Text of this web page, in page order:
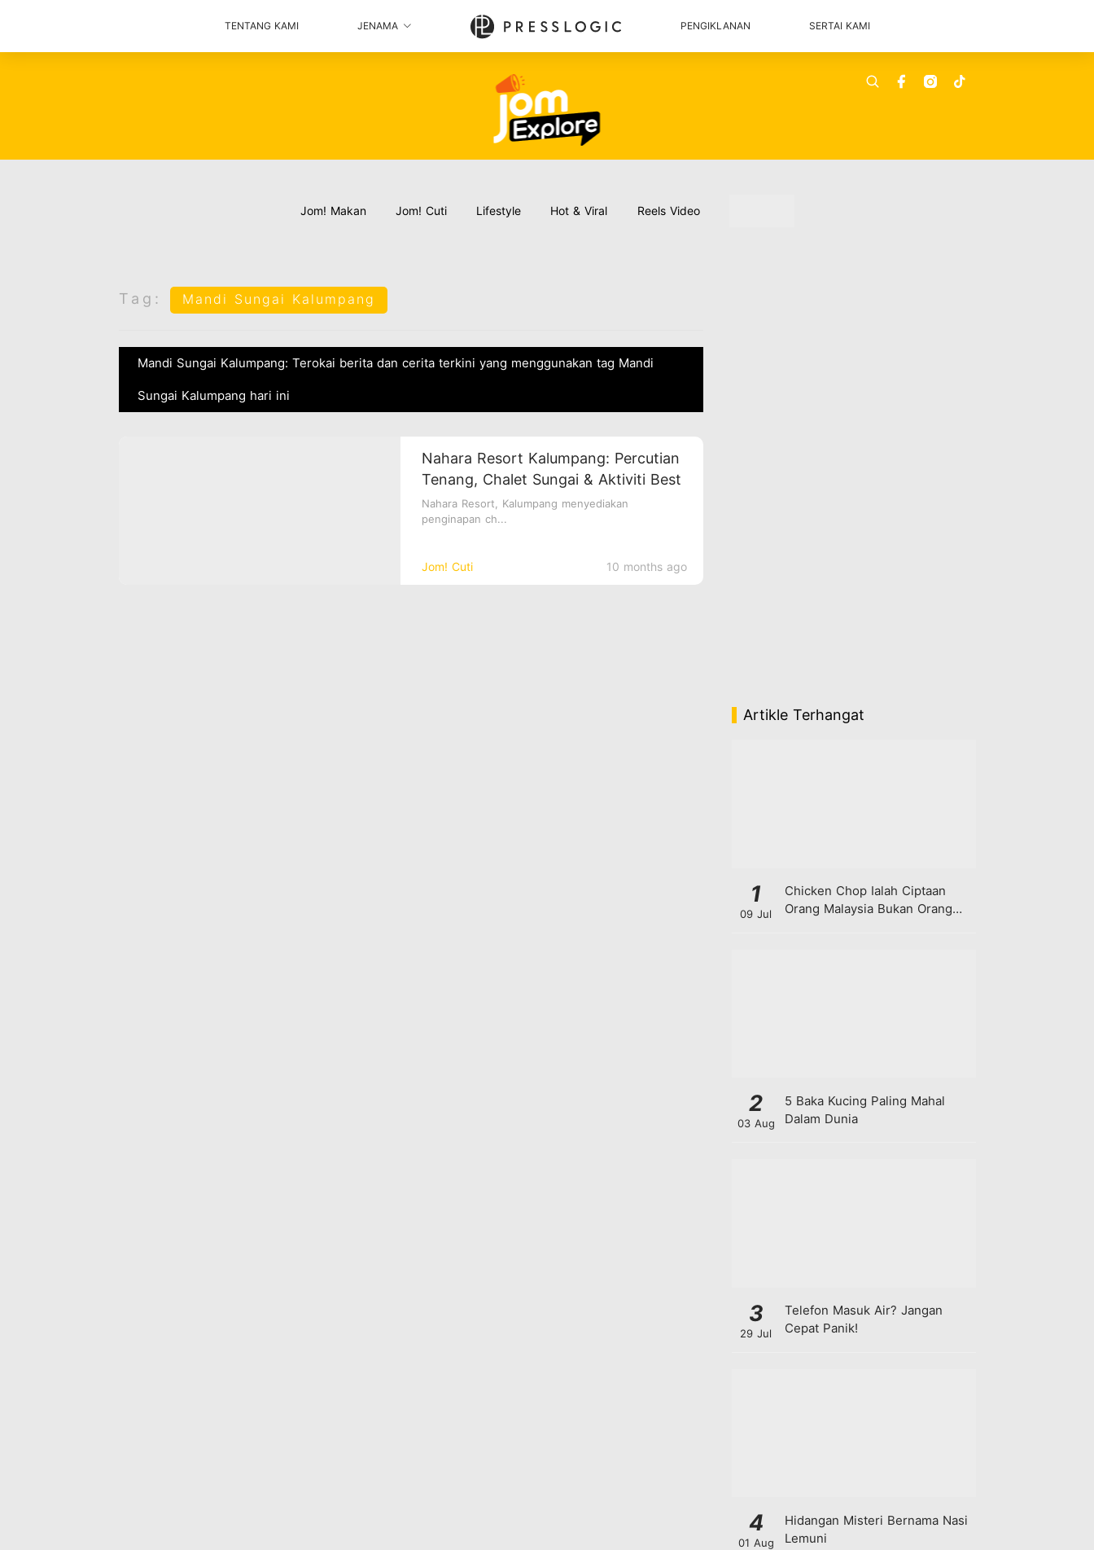
TENTANG KAMI JENAMA PENGIKLANAN SERTAI KAMI
Jom! Makan Jom! Cuti Lifestyle Hot & Viral Reels Video
Tag: Mandi Sungai Kalumpang
Mandi Sungai Kalumpang: Terokai berita dan cerita terkini yang menggunakan tag Mandi
Sungai Kalumpang hari ini
Jom! Cuti 10 months ago
Nahara Resort Kalumpang: Percutian
Tenang, Chalet Sungai & Aktiviti Best
Nahara Resort, Kalumpang menyediakan
penginapan ch...
Artikle Terhangat
1
09 Jul
Chicken Chop Ialah Ciptaan
Orang Malaysia Bukan Orang
2
03 Aug
5 Baka Kucing Paling Mahal
Dalam Dunia
3
29 Jul
Telefon Masuk Air? Jangan
Cepat Panik!
4
01 Aug
Hidangan Misteri Bernama Nasi
Lemuni